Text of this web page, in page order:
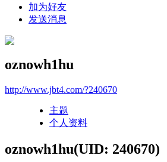
加为好友
发送消息
oznowh1hu
http://www.jbt4.com/?240670
主题
个人资料
oznowh1hu(UID: 240670)